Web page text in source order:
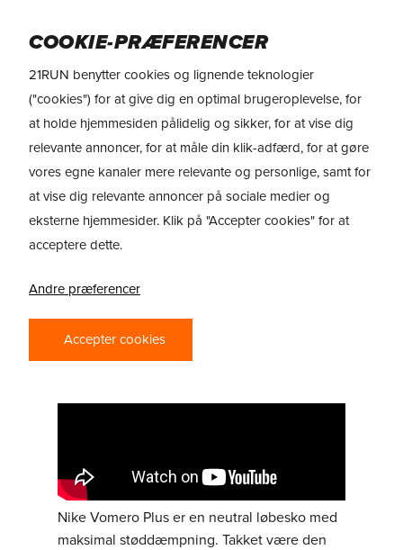
content
Reviews > Nike Vomero Plus
REVIEW: NIKE
VOMERO PLUS –
MAKSIMAL
DÆMPNING MED
FØLELSE
Nike Vomero Plus er en neutral løbesko med
maksimal støddæmpning. Takket være den
COOKIE-PRÆFERENCER
21RUN benytter cookies og lignende teknologier
("cookies") for at give dig en optimal brugeroplevelse, for
at holde hjemmesiden pålidelig og sikker, for at vise dig
relevante annoncer, for at måle din klik-adfærd, for at gøre
vores egne kanaler mere relevante og personlige, samt for
at vise dig relevante annoncer på sociale medier og
eksterne hjemmesider. Klik på "Accepter cookies" for at
acceptere dette.
Andre præferencer
Accepter cookies